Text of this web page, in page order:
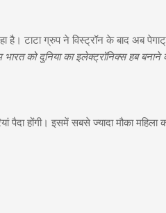
टाटा ग्रुप ने विस्ट्रॉन के बाद अब
भारत को दुनिया का इलेक्ट्रॉनिक्स हब बनाने
होंगी। इसमें सबसे ज्यादा मौका महिला